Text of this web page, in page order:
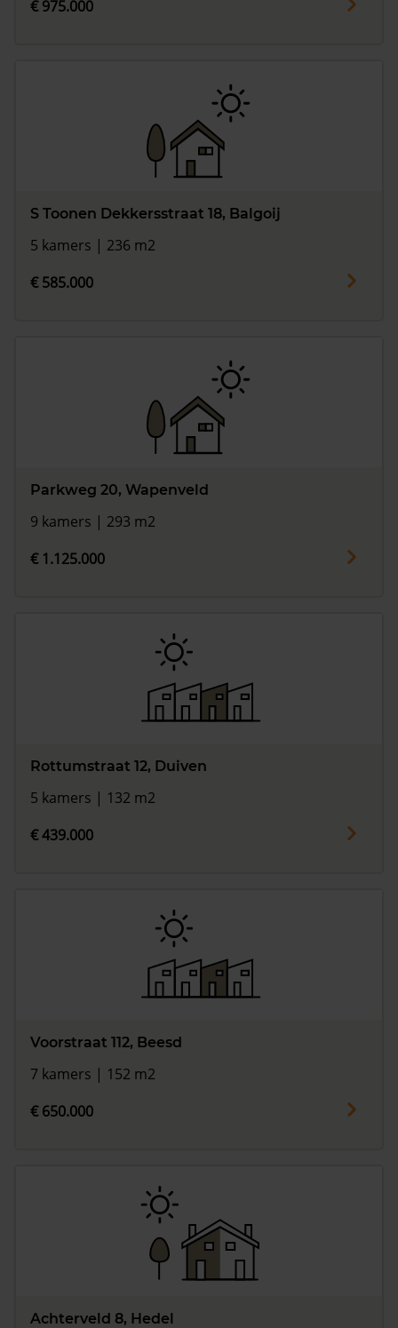
€ 975.000
S Toonen Dekkersstraat 18, Balgoij
5 kamers | 236 m2
€ 585.000
Parkweg 20, Wapenveld
9 kamers | 293 m2
€ 1.125.000
Rottumstraat 12, Duiven
5 kamers | 132 m2
€ 439.000
Voorstraat 112, Beesd
7 kamers | 152 m2
€ 650.000
Achterveld 8, Hedel